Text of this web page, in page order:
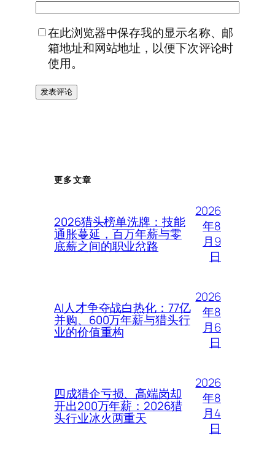
在此浏览器中保存我的显示名称、邮
箱地址和网站地址，以便下次评论时
使用。
更多文章
2026猎头榜单洗牌：技能
通胀蔓延，百万年薪与零
底薪之间的职业岔路
2026
年8
月9
日
AI人才争夺战白热化：77亿
并购、600万年薪与猎头行
业的价值重构
2026
年8
月6
日
四成猎企亏损、高端岗却
开出200万年薪：2026猎
头行业冰火两重天
2026
年8
月4
日